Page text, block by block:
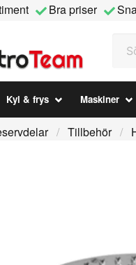
Bra priser
Kyl & frys Maskiner
Tillbehör